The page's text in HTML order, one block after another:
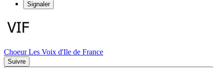
Signaler
Choeur Les Voix d'Ile de France
Suivre